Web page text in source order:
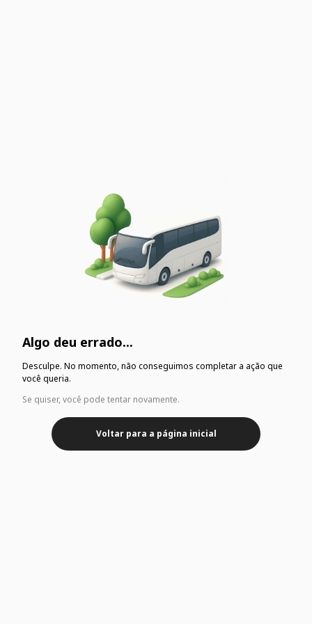
Algo deu errado...
Desculpe. No momento, não conseguimos completar a ação que
você queria.
Se quiser, você pode tentar novamente.
Voltar para a página inicial